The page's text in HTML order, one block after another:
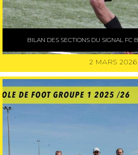
BILAN DES SECTIONS DU SIGNAL FC
2 MARS 2026